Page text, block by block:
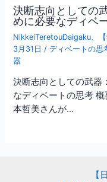
決断志向としての
めに必要なディベ
NikkeiTeretouDaigaku
3月31日 /ディベートの思
器
決断志向としての武器
なディベートの思考
本哲美さんが…
【